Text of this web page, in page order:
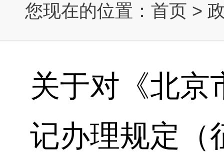
您现在的位置： 首页 >
关于对《北京
记办理规定（